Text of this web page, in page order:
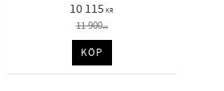
10 115 KR
11 900KR
KÖP